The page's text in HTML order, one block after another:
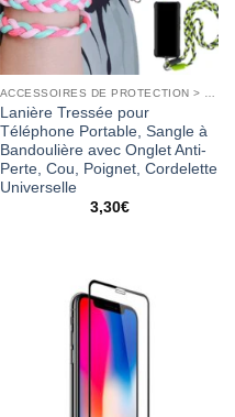
Lanière Tressée pour
Téléphone Portable, Sangle à
Bandoulière avec Onglet Anti-
Perte, Cou, Poignet, Cordelette
Universelle
3,30€